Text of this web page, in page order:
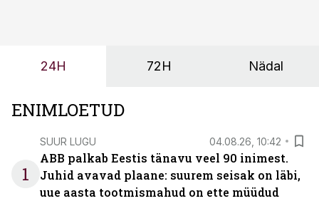
OÜ tegevjuht Sander Mitendorf.
24H 72H Nädal
ENIMLOETUD
1
SUUR LUGU 04.08.26, 10:42
ABB palkab Eestis tänavu veel 90 inimest.
Juhid avavad plaane: suurem seisak on läbi,
uue aasta tootmismahud on ette müüdud